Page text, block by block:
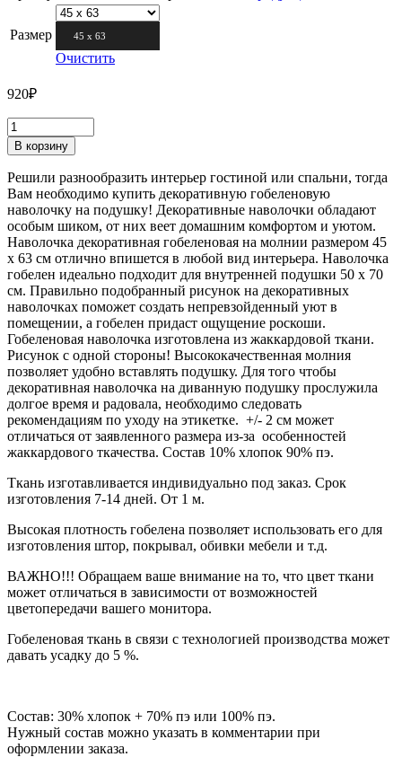
Размер 45 х 63
Очистить
920₽
В корзину
Решили разнообразить интерьер гостиной или спальни, тогда
Вам необходимо купить декоративную гобеленовую
наволочку на подушку! Декоративные наволочки обладают
особым шиком, от них веет домашним комфортом и уютом.
Наволочка декоративная гобеленовая на молнии размером 45
х 63 см отлично впишется в любой вид интерьера. Наволочка
гобелен идеально подходит для внутренней подушки 50 х 70
см. Правильно подобранный рисунок на декоративных
наволочках поможет создать непревзойденный уют в
помещении, а гобелен придаст ощущение роскоши.
Гобеленовая наволочка изготовлена из жаккардовой ткани.
Рисунок с одной стороны! Высококачественная молния
позволяет удобно вставлять подушку. Для того чтобы
декоративная наволочка на диванную подушку прослужила
долгое время и радовала, необходимо следовать
рекомендациям по уходу на этикетке. +/- 2 см может
отличаться от заявленного размера из-за особенностей
жаккардового ткачества. Состав 10% хлопок 90% пэ.
Ткань изготавливается индивидуально под заказ. Срок
изготовления 7-14 дней. От 1 м.
Высокая плотность гобелена позволяет использовать его для
изготовления штор, покрывал, обивки мебели и т.д.
ВАЖНО!!! Обращаем ваше внимание на то, что цвет ткани
может отличаться в зависимости от возможностей
цветопередачи вашего монитора.
Гобеленовая ткань в связи с технологией производства может
давать усадку до 5 %.
Состав: 30% хлопок + 70% пэ или 100% пэ.
Нужный состав можно указать в комментарии при
оформлении заказа.